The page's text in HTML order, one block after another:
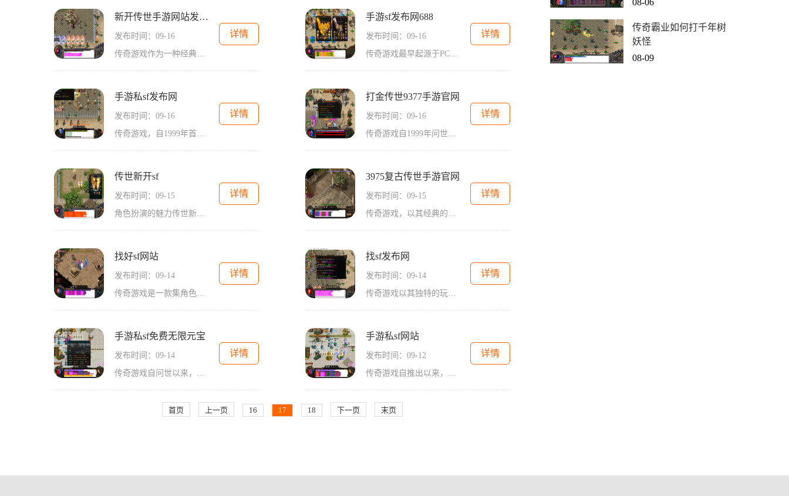
新开传世手游网站发布站
发布时间：09-16
传奇游戏作为一种经典的角色扮演游戏，以其丰富的剧情、独特的职业设定和多样化的战斗模式赢得了众多玩家的青睐。在这个虚拟的世界里，玩家不仅可以选择自己的角色，还可以通过不断的打怪、升级、获得装备来提升自己的实力。每一次战斗都是对技巧和策略的考验
详情
手游sf发布网688
发布时间：09-16
传奇游戏最早起源于PC端，凭借其简单易上手的操作和丰富多彩的游戏内容，迅速赢得了大量玩家的喜爱。手游版本的传奇游戏将这一经典延续到了手机上，带来了更为便捷的游戏体验。在手游SF发布网688中，玩家将进入一个充满挑战与冒险的奇幻世界。游戏的背
详情
手游私sf发布网
发布时间：09-16
传奇游戏，自1999年首次发布以来，凭借其独特的玩法和丰富的剧情任务，迅速赢得了玩家的喜爱。在这款游戏中，玩家可以选择不同的职业，如战士、法师和道士，进行角色扮演。每个职业都有其独特的技能和发展方向，让玩家在游戏中可以体验到不同的战斗风格。
详情
打金传世9377手游官网
发布时间：09-16
传奇游戏自1999年问世以来，便凭借其独特的游戏设定和自由度，吸引了大量玩家。打金传世9377手游在继承经典传奇游戏的基础上，进行了创新和优化，力求为玩家提供更好的游戏体验。作为一款角色扮演类游戏，玩家可以在游戏中选择不同的职业，参与到热血
详情
传世新开sf
发布时间：09-15
角色扮演的魅力传世新开SF作为一款角色扮演类游戏，玩家可以选择不同的职业，如战士、法师和道士等。每个职业都有独特的技能和属性，战士以强大的攻击和防御著称，法师则以高爆发的魔法攻击闻名，而道士则以治疗和辅助能力为主。玩家在游戏中可以通过完成任
详情
3975复古传世手游官网
发布时间：09-15
传奇游戏，以其经典的玩法和丰富的故事情节，成为了许多玩家心中的永恒之作。3975复古传世游戏继承了传奇的核心玩法，玩家可以在广阔的游戏世界中自由探索，与其他玩家互动，完成各种任务。玩家可以选择不同的职业，如战士、法师和道士。每个职业都有其独
详情
找好sf网站
发布时间：09-14
传奇游戏是一款集角色扮演、冒险、战斗于一体的网络游戏。玩家可以选择不同的职业，如战士、法师和道士，每个职业都有其独特的技能和特点。玩家不仅可以通过打怪升级、完成任务获取经验，还可以通过与其他玩家的PK对战来提升自己的战斗能力。角色扮演的乐趣
详情
找sf发布网
发布时间：09-14
传奇游戏以其独特的玩法和丰富的职业设定而受到玩家的喜爱。游戏中，玩家可以选择不同的职业，比如战士、法师和道士。每个职业都有其独特的技能和玩法，形成了多样化的游戏体验。在找sf发布网的平台上，玩家可以轻松找到各种传奇游戏的私服，享受不一样的游
详情
手游私sf免费无限元宝
发布时间：09-14
传奇游戏自问世以来，就以其独特的魅力征服了无数玩家。作为一种角色扮演游戏（RPG），传奇游戏不仅仅是一场简单的打怪升级，它更是一段情怀与回忆的旅程。玩家可以选择不同的职业，体验各自独特的技能和玩法。无论是勇猛的战士、灵活的道士，还是强大的法
详情
手游私sf网站
发布时间：09-12
传奇游戏自推出以来，便以其独特的玩法和丰富的社交系统征服了无数玩家。游戏中，玩家可以选择不同的职业，如战士、法师和道士，每个职业都有独特的技能和发展路线。游戏的核心在于角色扮演，玩家通过完成任务、打怪升级，逐渐提升自己的战斗力和技能水平。大
详情
首页 上一页 16 17 18 下一页 末页
08-06
传奇霸业如何打千年树
妖怪
08-09